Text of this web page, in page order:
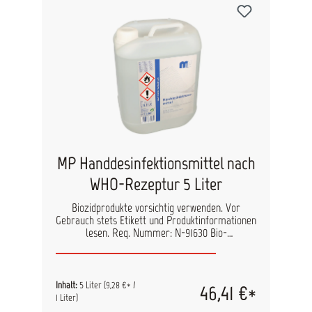
MP Handdesinfektionsmittel nach
WHO-Rezeptur 5 Liter
Biozidprodukte vorsichtig verwenden. Vor
Gebrauch stets Etikett und Produktinformationen
lesen. Reg. Nummer: N-91630 Bio-
Hautreinigung. Die regelmäßige Anwendung
Pilzen vor. MP Handdesinfektionsmittel ist
phenol- und parfümfrei, wasserklar und ist
Inhalt:5 Liter(9,28 €* /
1 Liter)
46,41 €*